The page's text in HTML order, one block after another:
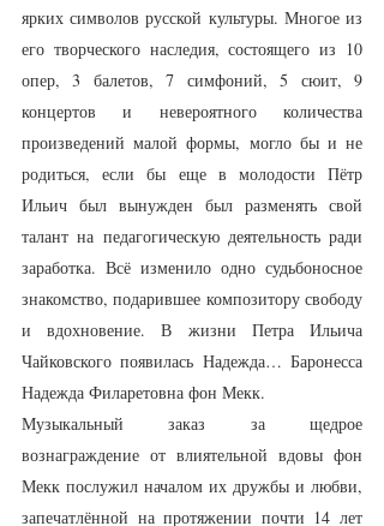
ярких символов русской культуры. Многое из
его творческого наследия, состоящего из 10
опер, 3 балетов, 7 симфоний, 5 сюит, 9
концертов и невероятного количества
произведений малой формы, могло бы и не
родиться, если бы еще в молодости Пётр
Ильич был вынужден был разменять свой
талант на педагогическую деятельность ради
заработка. Всё изменило одно судьбоносное
знакомство, подарившее композитору свободу
и вдохновение. В жизни Петра Ильича
Чайковского появилась Надежда… Баронесса
Надежда Филаретовна фон Мекк.
Музыкальный заказ за щедрое
вознаграждение от влиятельной вдовы фон
Мекк послужил началом их дружбы и любви,
запечатлённой на протяжении почти 14 лет